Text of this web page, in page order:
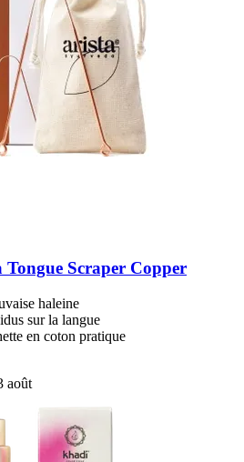
Tongue Scraper Copper
haleine
sur la langue
en coton pratique
août